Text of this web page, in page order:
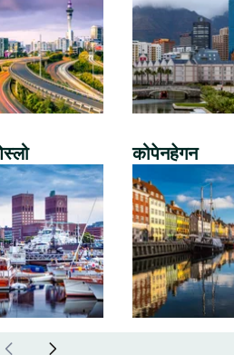
कोपेनहेगन